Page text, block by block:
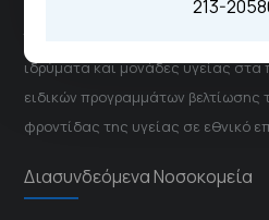
213-
ιδρύματα και μονάδες υγείας
ειδικών προγραμμάτων βελτίωσης
φροντίδας της υγείας σε εθνικό
Διασυνδεόμενα Νοσοκομεία